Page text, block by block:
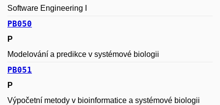
Software Engineering I
PB050
P
Modelování a predikce v systémové biologii
PB051
P
Výpočetní metody v bioinformatice a systémové biologii